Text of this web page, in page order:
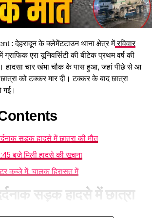
: देहरादून के क्लेमेंटटाउन थाना क्षेत्र मेंरविवार
ग्राफिक एरा यूनिवर्सिटी की बीटेक प्रथम वर्ष की
हादसा चार खंभा चौक के पास हुआ, जहां पीछे से आ
को टक्कर मार दी। टक्कर के बाद छात्रा
गई।
सड़क हादसे में छात्रा की मौत
बजे मिली हादसे की सूचना
कब्जे में, चालक हिरासत में
सड़क हादसे में छात्रा